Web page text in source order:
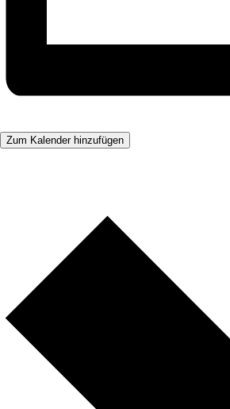
Zum Kalender hinzufügen